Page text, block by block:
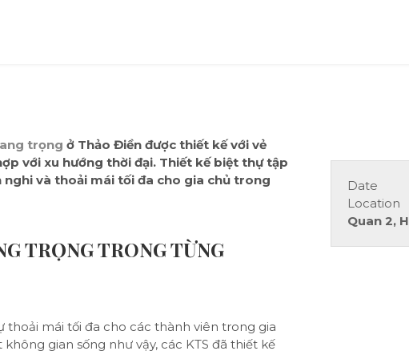
trọng ở Thảo Điền được thiết kế với vẻ
với xu hướng thời đại. Thiết kế biệt thự tập
và thoải mái tối đa cho gia chủ trong
TRỌNG TRONG TỪNG
mái tối đa cho các thành viên trong gia
không gian sống như vậy, các KTS đã thiết kế
Date
Location
Quan 2,